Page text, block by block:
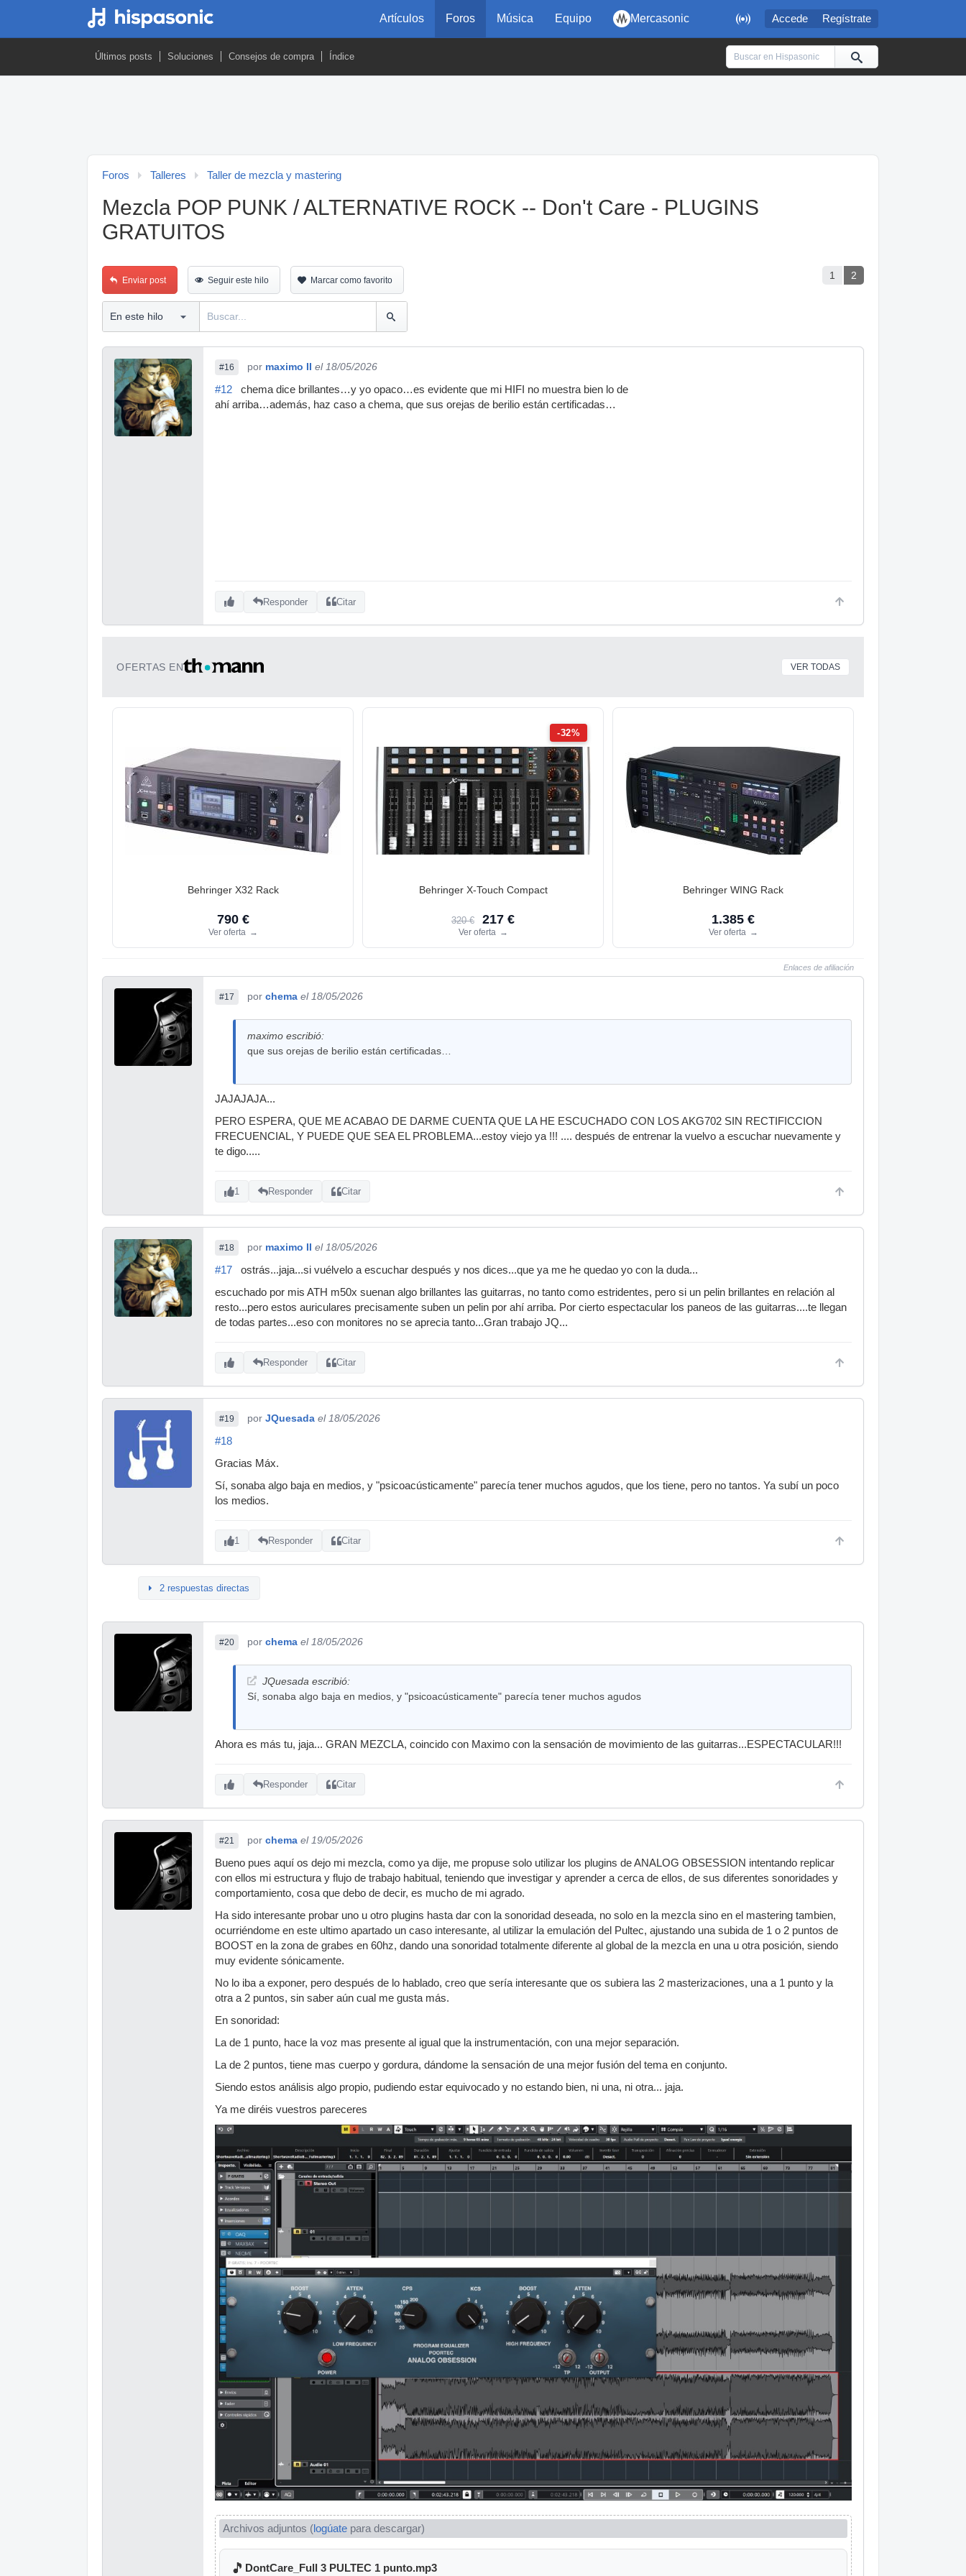
 Accede Regístrate
Artículos Foros Música Equipo Mercasonic
Últimos posts Soluciones Consejos de compra Índice
Foros Talleres Taller de mezcla y mastering
Mezcla POP PUNK / ALTERNATIVE ROCK -- Don't Care - PLUGINS
GRATUITOS
1 2
Enviar post Seguir este hilo Marcar como favorito
#16 por maximo II el 18/05/2026
#12 chema dice brillantes…y yo opaco…es evidente que mi HIFI no muestra bien lo de
ahí arriba…además, haz caso a chema, que sus orejas de berilio están certificadas…
Responder Citar
OFERTAS EN VER TODAS
Behringer X32 Rack
790 €
Ver oferta →
-32%
Behringer X-Touch Compact
320 € 217 €
Ver oferta →
Behringer WING Rack
1.385 €
Ver oferta →
Enlaces de afiliación
#17 por chema el 18/05/2026
maximo escribió:
que sus orejas de berilio están certificadas…
JAJAJAJA...
PERO ESPERA, QUE ME ACABAO DE DARME CUENTA QUE LA HE ESCUCHADO CON LOS AKG702 SIN RECTIFICCION
FRECUENCIAL, Y PUEDE QUE SEA EL PROBLEMA...estoy viejo ya !!! .... después de entrenar la vuelvo a escuchar nuevamente y
te digo.....
1 Responder Citar
#18 por maximo II el 18/05/2026
#17 ostrás...jaja...si vuélvelo a escuchar después y nos dices...que ya me he quedao yo con la duda...
escuchado por mis ATH m50x suenan algo brillantes las guitarras, no tanto como estridentes, pero si un pelin brillantes en relación al
resto...pero estos auriculares precisamente suben un pelin por ahí arriba. Por cierto espectacular los paneos de las guitarras....te llegan
de todas partes...eso con monitores no se aprecia tanto...Gran trabajo JQ...
Responder Citar
#19 por JQuesada el 18/05/2026
#18
Gracias Máx.
Sí, sonaba algo baja en medios, y "psicoacústicamente" parecía tener muchos agudos, que los tiene, pero no tantos. Ya subí un poco
los medios.
1 Responder Citar
2 respuestas directas
#20 por chema el 18/05/2026
JQuesada escribió:
Sí, sonaba algo baja en medios, y "psicoacústicamente" parecía tener muchos agudos
Ahora es más tu, jaja... GRAN MEZCLA, coincido con Maximo con la sensación de movimiento de las guitarras...ESPECTACULAR!!!
Responder Citar
#21 por chema el 19/05/2026
Bueno pues aquí os dejo mi mezcla, como ya dije, me propuse solo utilizar los plugins de ANALOG OBSESSION intentando replicar
con ellos mi estructura y flujo de trabajo habitual, teniendo que investigar y aprender a cerca de ellos, de sus diferentes sonoridades y
comportamiento, cosa que debo de decir, es mucho de mi agrado.
Ha sido interesante probar uno u otro plugins hasta dar con la sonoridad deseada, no solo en la mezcla sino en el mastering tambien,
ocurriéndome en este ultimo apartado un caso interesante, al utilizar la emulación del Pultec, ajustando una subida de 1 o 2 puntos de
BOOST en la zona de grabes en 60hz, dando una sonoridad totalmente diferente al global de la mezcla en una u otra posición, siendo
muy evidente sónicamente.
No lo iba a exponer, pero después de lo hablado, creo que sería interesante que os subiera las 2 masterizaciones, una a 1 punto y la
otra a 2 puntos, sin saber aún cual me gusta más.
En sonoridad:
La de 1 punto, hace la voz mas presente al igual que la instrumentación, con una mejor separación.
La de 2 puntos, tiene mas cuerpo y gordura, dándome la sensación de una mejor fusión del tema en conjunto.
Siendo estos análisis algo propio, pudiendo estar equivocado y no estando bien, ni una, ni otra... jaja.
Ya me diréis vuestros pareceres
Archivos adjuntos (logúate para descargar)
🎵 DontCare_Full 3 PULTEC 1 punto.mp3